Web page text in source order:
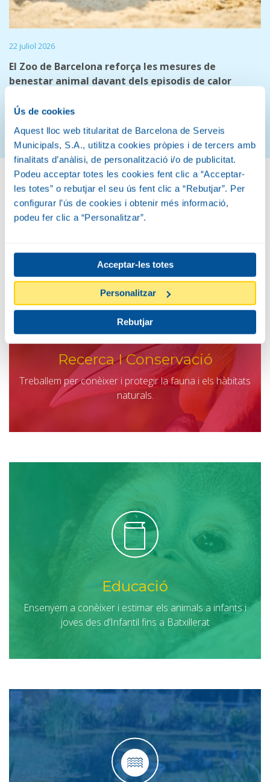
Ús de cookies
Aquest lloc web titularitat de Barcelona de Serveis
Municipals, S.A., utilitza cookies pròpies i de tercers amb
finalitats d’anàlisi, de personalització i/o de publicitat.
Podeu acceptar totes les cookies fent clic a “Acceptar-
les totes” o rebutjar el seu ús fent clic a “Rebutjar”. Per
configurar l’ús de cookies i obtenir més informació,
podeu fer clic a “Personalitzar”.
Acceptar-les totes
Personalitzar
Rebutjar
22 juliol 2026
El Zoo de Barcelona reforça les mesures de
benestar animal davant dels episodis de calor
ventilació i els espais de bany
Veure més notícies
Conservem la natura
Recerca I Conservació
Treballem per conèixer i protegir la fauna i els hàbitats
naturals.
Educació
Ensenyem a conèixer i estimar els animals a infants i
joves des d’Infantil fins a Batxillerat